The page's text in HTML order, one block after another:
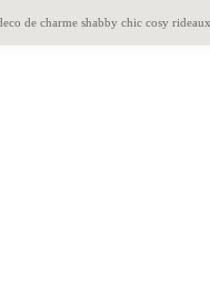
de charme shabby chic cosy